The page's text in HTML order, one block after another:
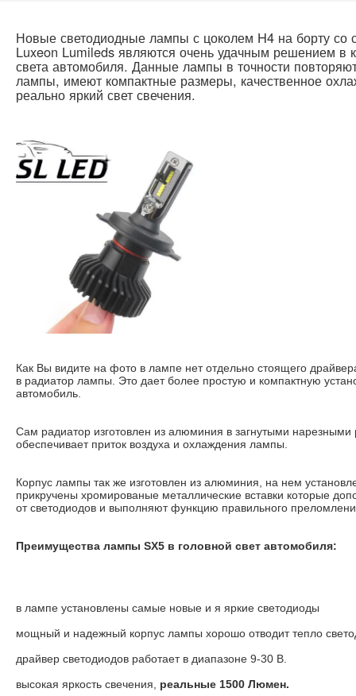
Новые светодиодные лампы с цоколем H4 на борту со
Luxeon Lumileds являются очень удачным решением в
света автомобиля. Данные лампы в точности
лампы, имеют компактные размеры, качественное
реально яркий свет свечения.
Как Вы видите на фото в лампе нет отдельно стоящего
в радиатор лампы. Это дает более простую и компактную
автомобиль.
Сам радиатор изготовлен из алюминия в загнутыми нарезными
обеспечивает приток воздуха и охлаждения лампы.
Корпус лампы так же изготовлен из алюминия, на нем
прикручены хромированые металлические вставки которые
от светодиодов и выполняют функцию правильного
Преимущества лампы SX5 в головной свет автомобиля:
в лампе установлены самые новые и я яркие светодиоды
мощный и надежный корпус лампы хорошо отводит тепло
драйвер светодиодов работает в диапазоне 9-30 В.
высокая яркость свечения, реальные 1500 Люмен.